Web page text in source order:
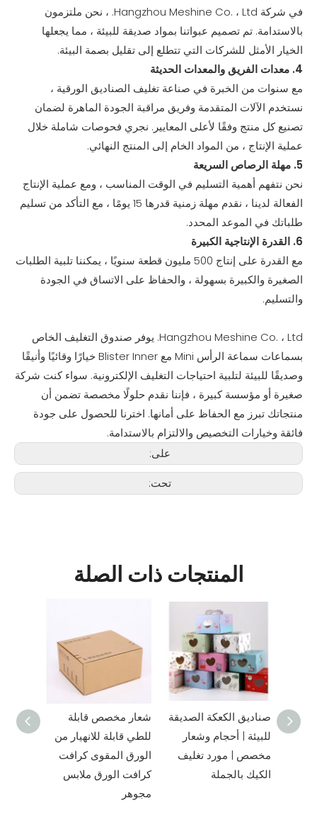
في شركة Hangzhou Meshine Co. ، Ltd. ، نحن ملتزمون
بالاستدامة. تم تصميم عبواتنا بمواد صديقة للبيئة ، مما يجعلها
الخيار الأمثل للشركات التي تتطلع إلى تقليل بصمة البيئة.
4. معدات الفريق والمعدات الحديثة
مع سنوات من الخبرة في صناعة تغليف الصناديق الورقية ،
نستخدم الآلات المتقدمة وفريق مراقبة الجودة الماهرة لضمان
تصنيع كل منتج وفقًا لأعلى المعايير. نجري فحوصات شاملة خلال
عملية الإنتاج ، من المواد الخام إلى المنتج النهائي.
5. مهلة الرصاص السريعة
نحن نتفهم أهمية التسليم في الوقت المناسب ، ومع عملية الإنتاج
الفعالة لدينا ، نقدم مهلة زمنية قدرها 15 يومًا ، مع التأكد من تسليم
طلباتك في الموعد المحدد.
6. القدرة الإنتاجية الكبيرة
مع القدرة على إنتاج 500 مليون قطعة سنويًا ، يمكننا تلبية الطلبات
الصغيرة والكبيرة بسهولة ، والحفاظ على الاتساق في الجودة
والتسليم.
Hangzhou Meshine Co. ، Ltd. يوفر صندوق التغليف الخاص
بسماعات سماعة الرأس Mini مع Blister Inner خيارًا وقائيًا وأنيقًا
وصديقًا للبيئة لتلبية احتياجات التغليف الإلكترونية. سواء كنت شركة
صغيرة أو مؤسسة كبيرة ، فإننا نقدم حلولًا مخصصة تضمن أن
منتجاتك تبرز مع الحفاظ على أمانها. اخترنا للحصول على جودة
فائقة وخيارات التخصيص والالتزام بالاستدامة.
على:
تحت:
المنتجات ذات الصلة
شعار مخصص قابلة
للطي قابلة للانهيار من
الورق المقوى كرافت
كرافت الورق ملابس
مجوهر
صناديق الكعكة الصديقة
للبيئة | أحجام وشعار
مخصص | مورد تغليف
الكيك بالجملة
حلوى